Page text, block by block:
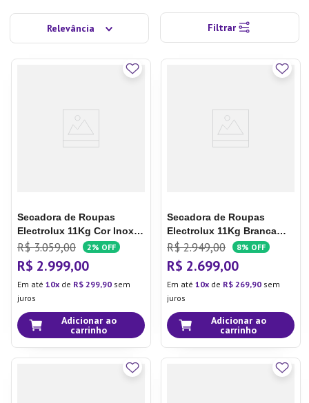
Relevância Filtrar
Secadora de Roupas
Electrolux 11Kg Cor Inox
Essential Care com
Função Antirrugas (STH11)
R$ 3.059,00 2% OFF
R$ 2.999,00
Em até 10 de R$ 299,90 sem
juros
Adicionar ao
carrinho
Secadora de Roupas
Electrolux 11Kg Branca
Essential Care com
Função Antirrugas (STL11)
R$ 2.949,00 8% OFF
R$ 2.699,00
Em até 10 de R$ 269,90 sem
juros
Adicionar ao
carrinho
3º
Organizadores
Bambu
5º
Prato
Copo
Aparelho Jantar